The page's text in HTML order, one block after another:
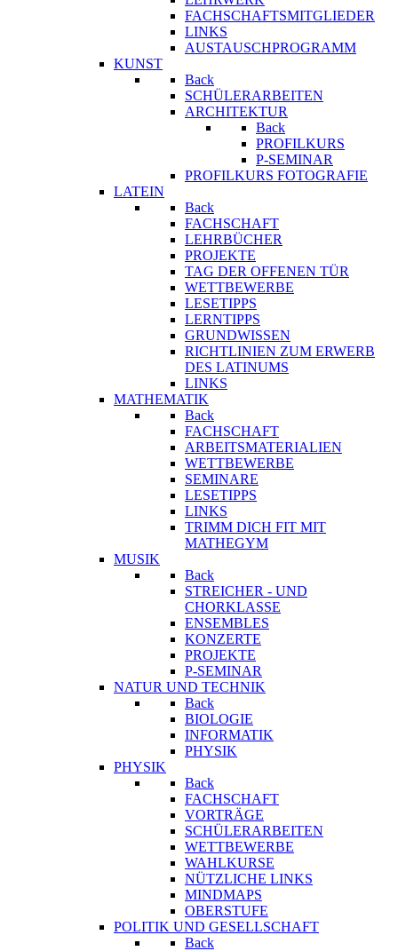
FACHSCHAFTSMITGLIEDER
LINKS
AUSTAUSCHPROGRAMM
KUNST
Back
SCHÜLERARBEITEN
ARCHITEKTUR
Back
PROFILKURS
P-SEMINAR
PROFILKURS FOTOGRAFIE
LATEIN
Back
FACHSCHAFT
LEHRBÜCHER
PROJEKTE
TAG DER OFFENEN TÜR
WETTBEWERBE
LESETIPPS
LERNTIPPS
GRUNDWISSEN
RICHTLINIEN ZUM ERWERB
DES LATINUMS
LINKS
MATHEMATIK
Back
FACHSCHAFT
ARBEITSMATERIALIEN
WETTBEWERBE
SEMINARE
LESETIPPS
LINKS
TRIMM DICH FIT MIT
MATHEGYM
MUSIK
Back
STREICHER - UND
CHORKLASSE
ENSEMBLES
KONZERTE
PROJEKTE
P-SEMINAR
NATUR UND TECHNIK
Back
BIOLOGIE
INFORMATIK
PHYSIK
PHYSIK
Back
FACHSCHAFT
VORTRÄGE
SCHÜLERARBEITEN
WETTBEWERBE
WAHLKURSE
NÜTZLICHE LINKS
MINDMAPS
OBERSTUFE
POLITIK UND GESELLSCHAFT
Back